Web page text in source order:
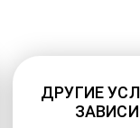
ДРУГИЕ